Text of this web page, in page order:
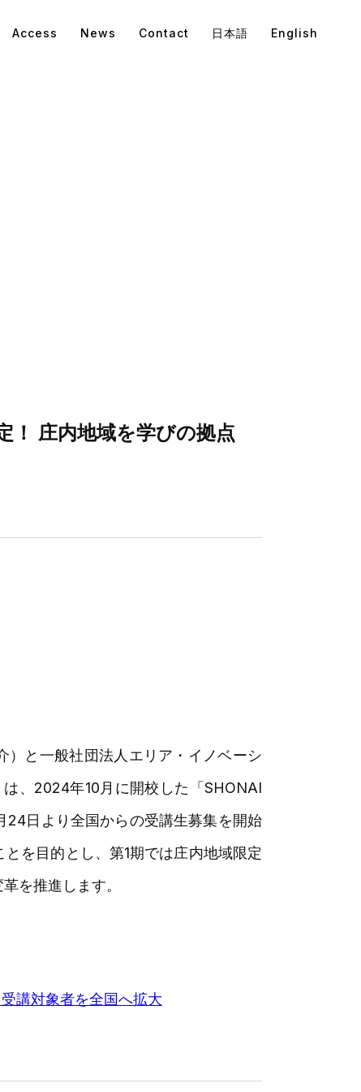
Access News Contact 日本語 English
！ 庄内地域を学びの拠点
と一般社団法人エリア・イノベーシ
、2024年10月に開校した「SHONAI
日より全国からの受講生募集を開始
を目的とし、第1期では庄内地域限定
を推進します。
講対象者を全国へ拡大